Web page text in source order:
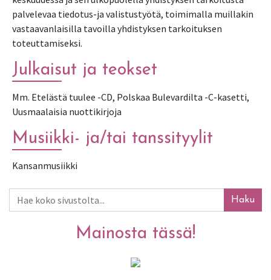
palvelevaa tiedotus-ja valistustyötä, toimimalla muillakin
vastaavanlaisilla tavoilla yhdistyksen tarkoituksen
toteuttamiseksi.
Julkaisut ja teokset
Mm. Etelästä tuulee -CD, Polskaa Bulevardilta -C-kasetti,
Uusmaalaisia nuottikirjoja
Musiikki- ja/tai tanssityylit
Kansanmusiikki
Haku
Mainosta tässä!